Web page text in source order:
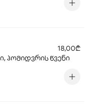
18,00₾
პომიდვრის წვენი